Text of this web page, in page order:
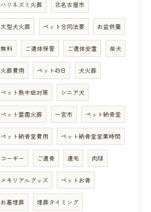
ハリネズミ火葬 北名古屋市
大型犬火葬 ペット合同法要 お盆供養
無料 ご遺体保管 ご遺体安置 柴犬
火葬費用 ペット49日 犬火葬
ペット熱中症対策 シニア犬
ペット霊園火葬 一宮市 ペット納骨堂
ペット納骨堂費用 ペット納骨堂営業時間
コーギー ご遺骨 遺毛 肉球
メモリアルグッズ ペットお骨
お墓埋葬 埋葬タイミング